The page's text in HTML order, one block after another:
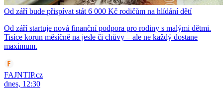
Od září bude přispívat stát 6 000 Kč rodičům na hlídání dětí
Od září startuje nová finanční podpora pro rodiny s malými dětmi.
Tisíce korun měsíčně na jesle či chůvy – ale ne každý dostane
maximum.
FAJNTIP.cz
dnes, 12:30